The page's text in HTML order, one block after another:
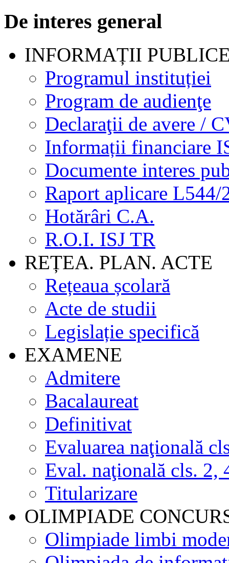
De interes general
INFORMAȚII
Programul instituției
Program de audienţe
Declaraţii de avere /
Informații financiare
Documente interes
Raport aplicare L544/
Hotărâri C.A.
R.O.I. ISJ TR
REȚEA. PLAN. ACTE
Rețeaua școlară
Acte de studii
Legislație specifică
EXAMENE
Admitere
Bacalaureat
Definitivat
Evaluarea naţională
Eval. naţională cls. 2,
Titularizare
OLIMPIADE
Olimpiade limbi